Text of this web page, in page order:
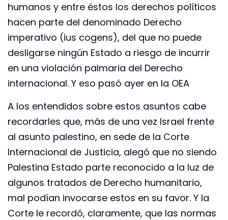
humanos y entre éstos los derechos políticos
hacen parte del denominado Derecho
imperativo (ius cogens), del que no puede
desligarse ningún Estado a riesgo de incurrir
en una violación palmaria del Derecho
internacional. Y eso pasó ayer en la OEA
A los entendidos sobre estos asuntos cabe
recordarles que, más de una vez Israel frente
al asunto palestino, en sede de la Corte
Internacional de Justicia, alegó que no siendo
Palestina Estado parte reconocido a la luz de
algunos tratados de Derecho humanitario,
mal podían invocarse estos en su favor. Y la
Corte le recordó, claramente, que las normas